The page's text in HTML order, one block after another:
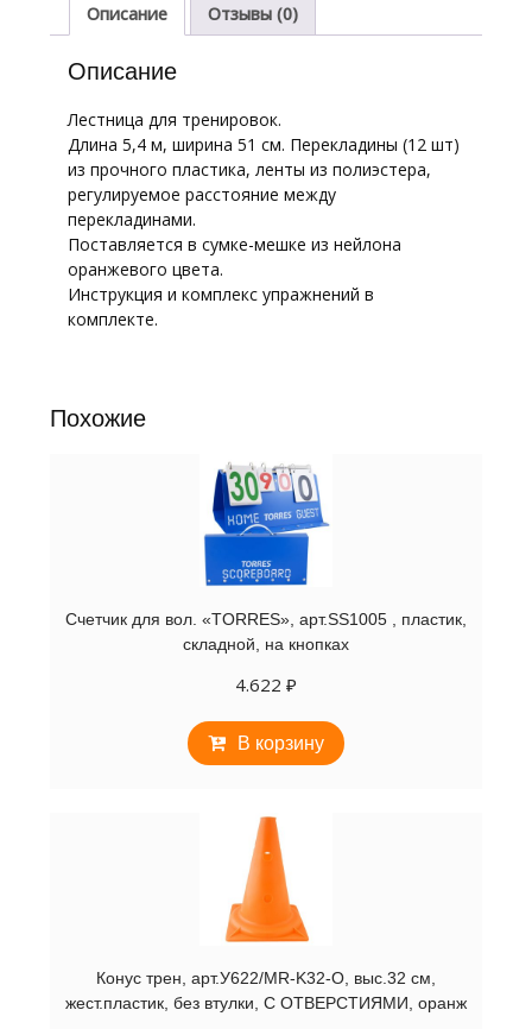
дл.
5,4
шир.
см,
пластик,
полиэстер,
желт-
красная
Описание Отзывы (0)
Описание
Лестница для тренировок.
Длина 5,4 м, ширина 51 см. Перекладины (12 шт)
из прочного пластика, ленты из полиэстера,
регулируемое расстояние между
перекладинами.
Поставляется в сумке-мешке из нейлона
оранжевого цвета.
Инструкция и комплекс упражнений в
комплекте.
Похожие
Счетчик для вол. «TORRES», арт.SS1005 , пластик,
складной, на кнопках
4.622 ₽
В корзину
Конус трен, арт.У622/MR-K32-O, выс.32 см,
жест.пластик, без втулки, С ОТВЕРСТИЯМИ, оранж